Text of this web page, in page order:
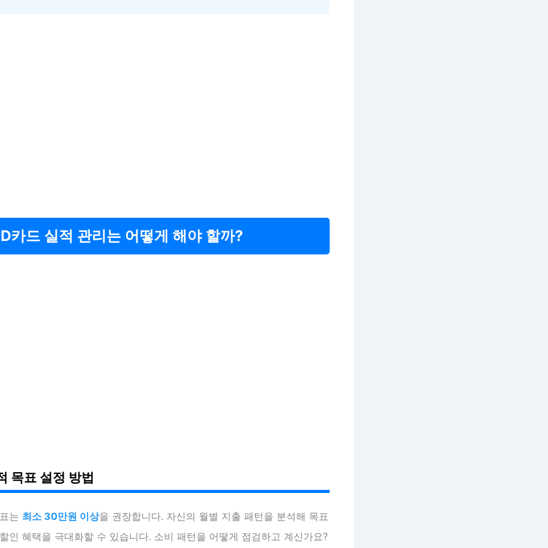
카드 실적 관리는 어떻게 해야 할까?
목표 설정 방법
는 최소 30만원 이상을 권장합니다. 자신의 월별 지출 패턴을 분석해 목표
인 혜택을 극대화할 수 있습니다. 소비 패턴을 어떻게 점검하고 계신가요?